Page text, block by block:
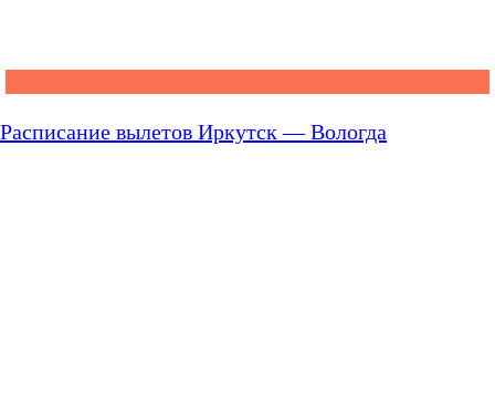
Расписание вылетов Иркутск — Вологда